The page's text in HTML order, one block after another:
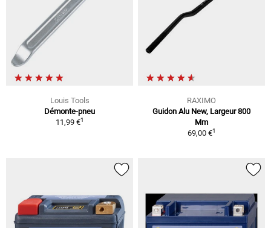
Louis Tools
Démonte-pneu
11,99 €1
RAXIMO
Guidon Alu New, Largeur 800
Mm
69,00 €1